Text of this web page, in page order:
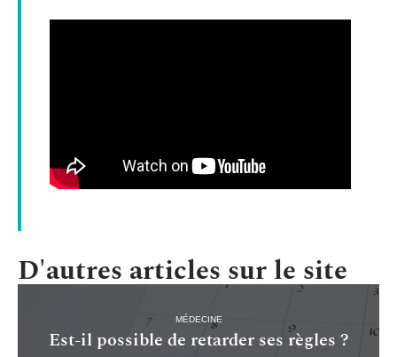
D'autres articles sur le site
MÉDECINE
Est-il possible de retarder ses règles ?